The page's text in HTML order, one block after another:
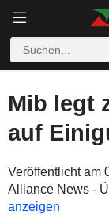
Mib legt
auf
Veröffentlicht am
Alliance News -
anzeigen